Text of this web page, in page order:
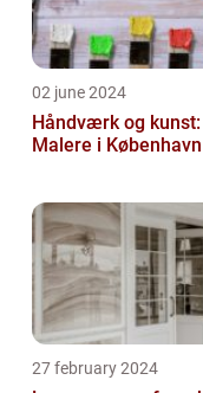
02 june 2024
Håndværk og kunst:
Malere i København
27 february 2024